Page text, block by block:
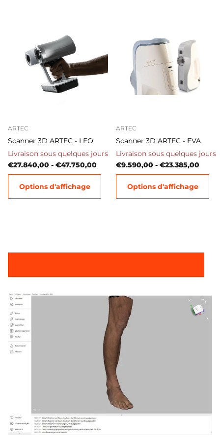
ARTEC
Scanner 3D ARTEC - LEO
Livraison sous quelques jours
€27.840,00 - €47.750,00
Options d'affichage
ARTEC
Scanner 3D ARTEC - EVA
Livraison sous quelques jours
€9.590,00 - €23.385,00
Options d'affichage